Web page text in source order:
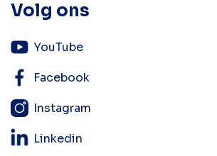
Volg ons
YouTube
Facebook
Instagram
Linkedin